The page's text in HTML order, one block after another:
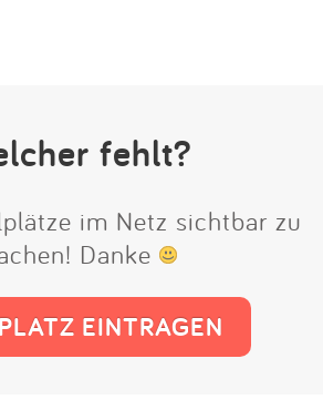
fehlt?
im Netz sichtbar zu
Danke
EINTRAGEN